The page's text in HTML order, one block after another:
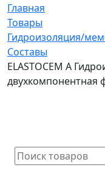
Главная
Товары
Гидроизоляция/
Составы
ELASTOCEM A
двухкомпонентная